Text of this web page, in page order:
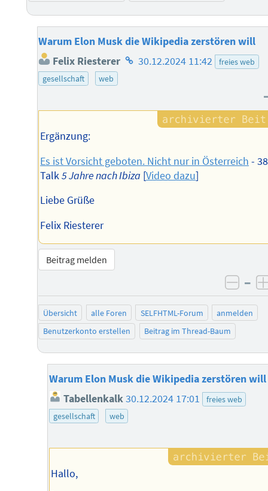
Warum Elon Musk die Wikipedia zerstören will
Felix Riesterer Homepage
30.12.2024 11:42
freies web
gesellschaft
web
Ergänzung:
Es ist Vorsicht geboten. Nicht nur in Österreich -
Talk5 Jahre nach Ibiza [Video dazu]
Liebe Grüße
Felix Riesterer
Beitrag melden
–
Übersicht alle Foren SELFHTML-Forum
anmelden
Benutzerkonto erstellen
Beitrag im Thread-Baum
Warum Elon Musk die Wikipedia zerstören will
Tabellenkalk30.12.2024 17:01
freies web
gesellschaft
web
Hallo,